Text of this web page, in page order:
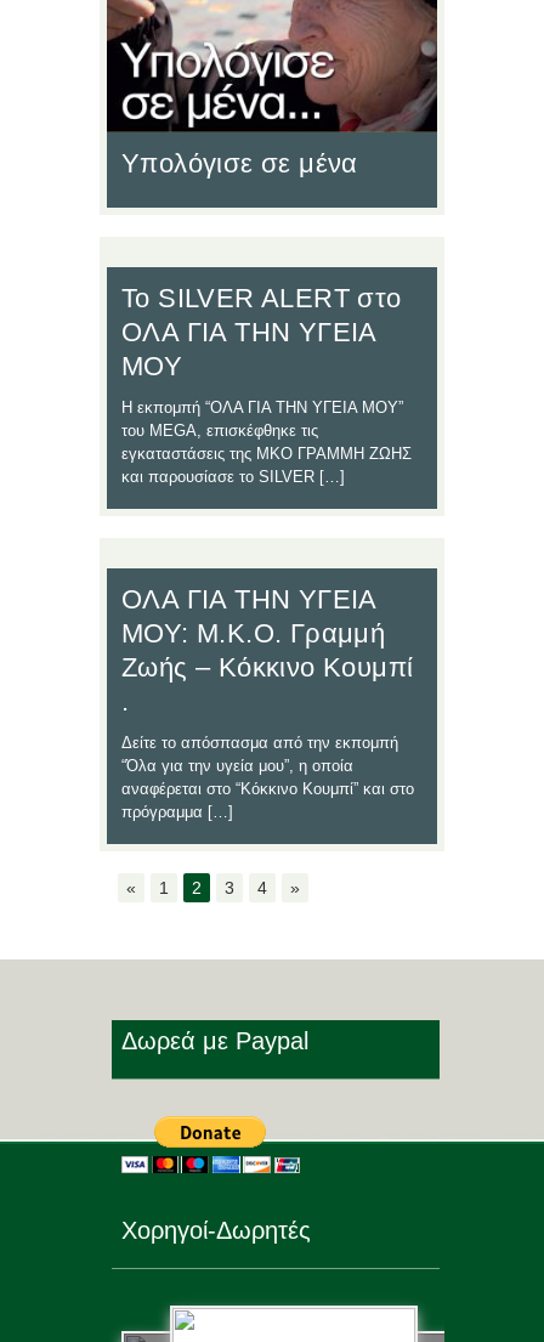
Υπολόγισε σε μένα
Το SILVER ALERT στο
ΟΛΑ ΓΙΑ ΤΗΝ ΥΓΕΙΑ
ΜΟΥ
Η εκπομπή “ΟΛΑ ΓΙΑ ΤΗΝ ΥΓΕΙΑ ΜΟΥ”
του MEGA, επισκέφθηκε τις
εγκαταστάσεις της ΜΚΟ ΓΡΑΜΜΗ ΖΩΗΣ
και παρουσίασε το SILVER […]
ΟΛΑ ΓΙΑ ΤΗΝ ΥΓΕΙΑ
ΜΟΥ: Μ.Κ.Ο. Γραμμή
Ζωής – Κόκκινο Κουμπί
.
Δείτε το απόσπασμα από την εκπομπή
“Όλα για την υγεία μου”, η οποία
αναφέρεται στο “Κόκκινο Κουμπί” και στο
πρόγραμμα […]
« 1 2 3 4 »
Δωρεά με Paypal
Χορηγοί-Δωρητές